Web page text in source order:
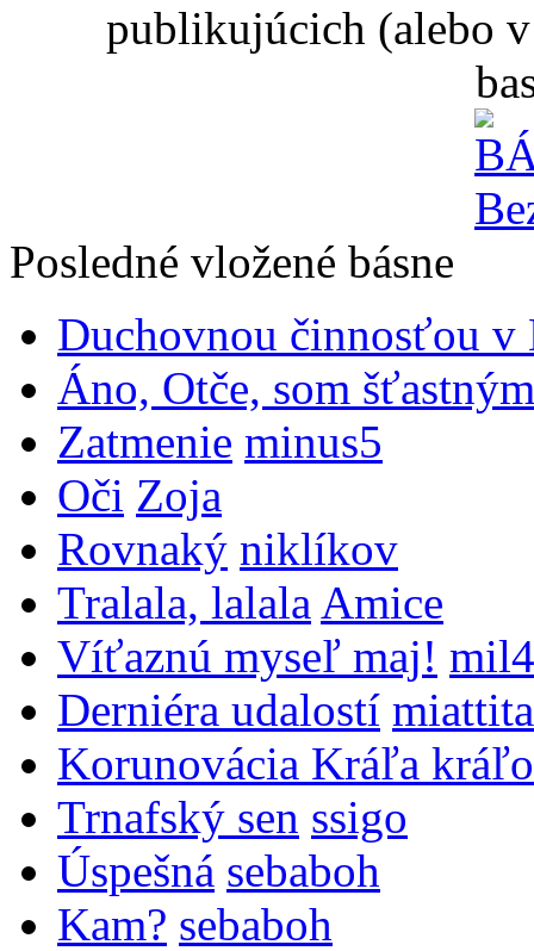
publikujúcich (alebo
Posledné vložené básne
Duchovnou činnosťou
Áno, Otče, som
Zatmenie minus5
Oči Zoja
Rovnaký niklíkov
Tralala, lalala Amice
Víťaznú myseľ maj!
Derniéra udalostí miattita
Korunovácia Kráľa
Trnafský sen ssigo
Úspešná sebaboh
Kam? sebaboh